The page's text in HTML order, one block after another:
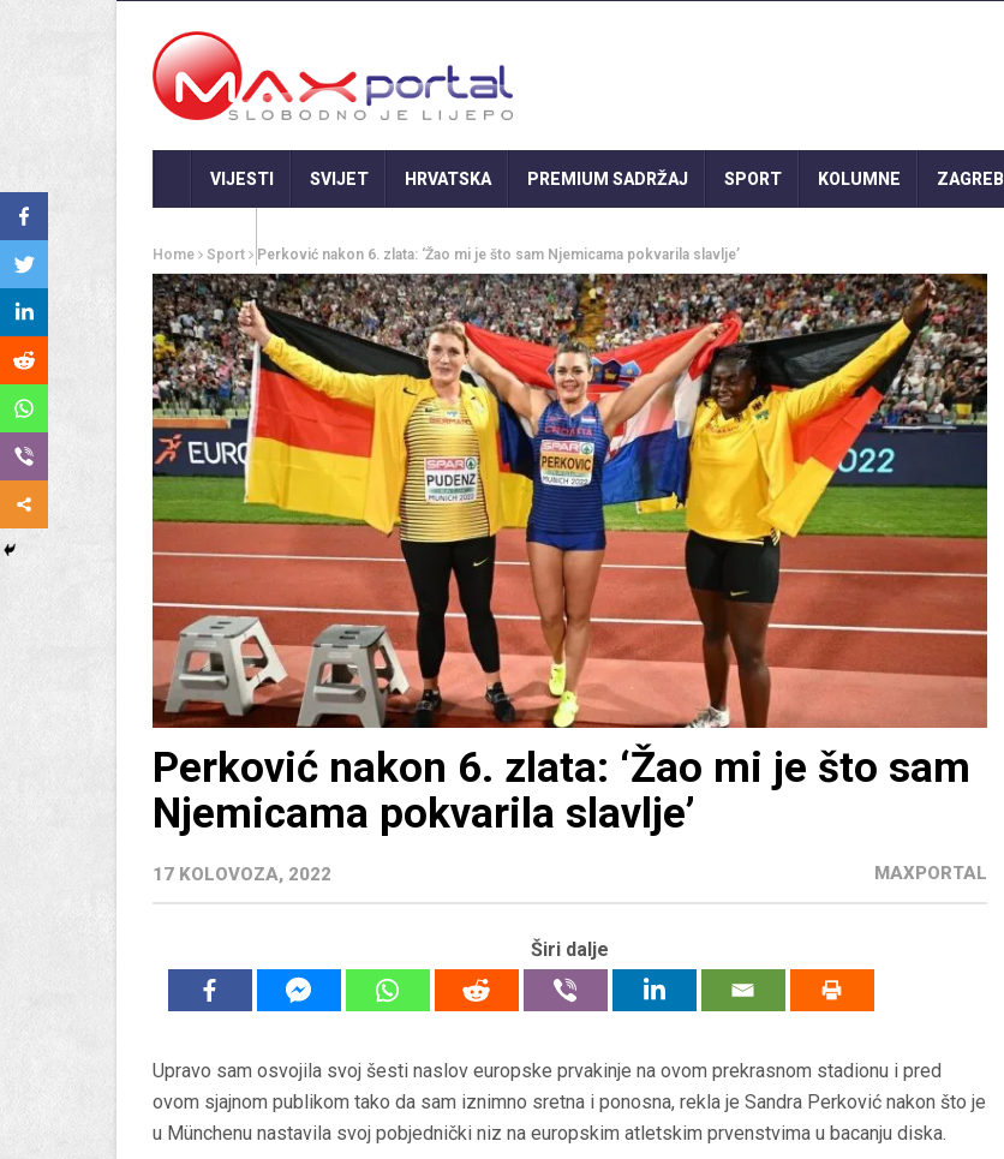
VIJESTI SVIJET HRVATSKA PREMIUM SADRŽAJ SPORT KOLUMNE ZAGREB
Home Sport Perković nakon 6. zlata: ‘Žao mi je što sam Njemicama pokvarila slavlje’
Perković nakon 6. zlata: ‘Žao mi je što sam
Njemicama pokvarila slavlje’
17 KOLOVOZA, 2022 MAXPORTAL
Širi dalje
Upravo sam osvojila svoj šesti naslov europske prvakinje na ovom prekrasnom stadionu i pred
ovom sjajnom publikom tako da sam iznimno sretna i ponosna, rekla je Sandra Perković nakon što je
u Münchenu nastavila svoj pobjednički niz na europskim atletskim prvenstvima u bacanju diska.